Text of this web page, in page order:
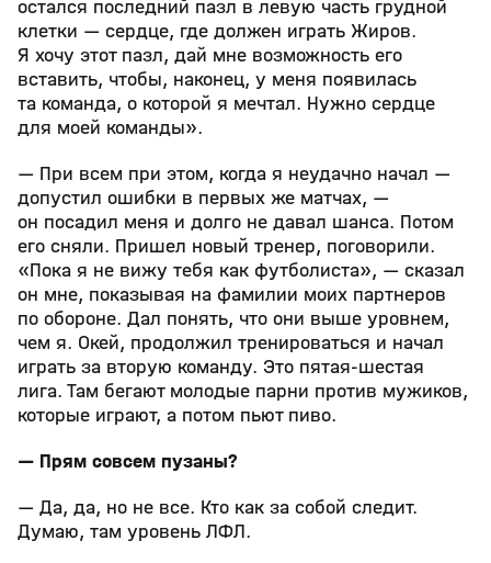
остался последний пазл в левую часть грудной
клетки — сердце, где должен играть Жиров.
Я хочу этот пазл, дай мне возможность его
вставить, чтобы, наконец, у меня появилась
та команда, о которой я мечтал. Нужно сердце
для моей команды».
— При всем при этом, когда я неудачно начал —
допустил ошибки в первых же матчах, —
он посадил меня и долго не давал шанса. Потом
его сняли. Пришел новый тренер, поговорили.
«Пока я не вижу тебя как футболиста», — сказал
он мне, показывая на фамилии моих партнеров
по обороне. Дал понять, что они выше уровнем,
чем я. Окей, продолжил тренироваться и начал
играть за вторую команду. Это пятая-шестая
лига. Там бегают молодые парни против мужиков,
которые играют, а потом пьют пиво.
— Прям совсем пузаны?
— Да, да, но не все. Кто как за собой следит.
Думаю, там уровень ЛФЛ.